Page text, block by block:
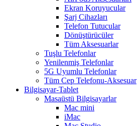
Ekran Koruyucular
Şarj Cihazları
Telefon Tutucular
Dönüştürücüler
Tüm Aksesuarlar
Tuşlu Telefonlar
Yenilenmiş Telefonlar
5G Uyumlu Telefonlar
Tüm Cep Telefonu-Aksesuar
Bilgisayar-Tablet
Masaüstü Bilgisayarlar
Mac mini
iMac